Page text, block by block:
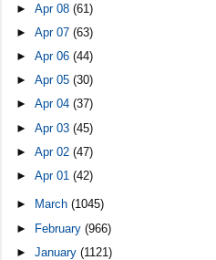
►Apr 08(61)
►Apr 07(63)
►Apr 06(44)
►Apr 05(30)
►Apr 04(37)
►Apr 03(45)
►Apr 02(47)
►Apr 01(42)
► March(1045)
► February(966)
►January(1121)